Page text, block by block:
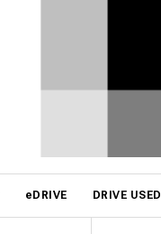
eDRIVE DRIVE USED